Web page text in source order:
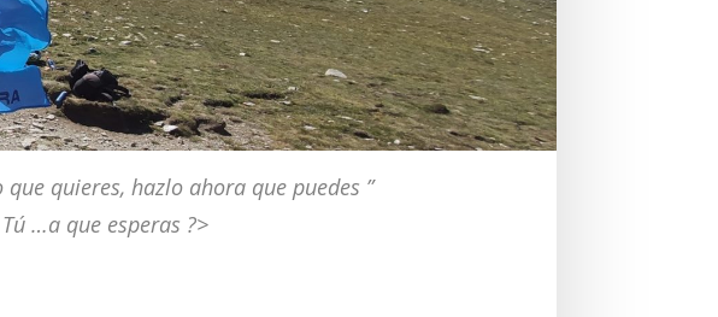
que quieres, hazlo ahora que puedes ”
…a que esperas ?>